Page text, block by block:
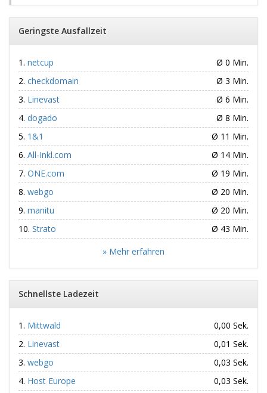
Geringste Ausfallzeit
netcup
Ø 0 Min.
checkdomain
Ø 3 Min.
Linevast
Ø 6 Min.
dogado
Ø 8 Min.
1&1
Ø 11 Min.
All-Inkl.com
Ø 14 Min.
ONE.com
Ø 19 Min.
webgo
Ø 20 Min.
manitu
Ø 20 Min.
Strato
Ø 43 Min.
» Mehr erfahren
Schnellste Ladezeit
Mittwald
0,00 Sek.
Linevast
0,01 Sek.
webgo
0,03 Sek.
Host Europe
0,03 Sek.